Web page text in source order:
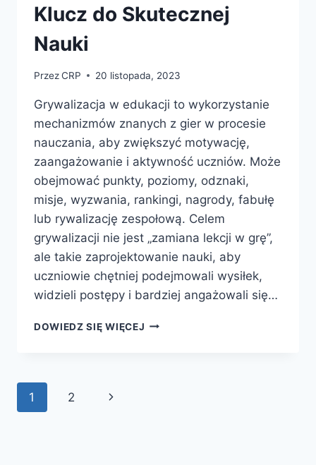
Klucz do Skutecznej
Nauki
PrzezCRP 20 listopada, 2023
Grywalizacja w edukacji to wykorzystanie
mechanizmów znanych z gier w procesie
nauczania, aby zwiększyć motywację,
zaangażowanie i aktywność uczniów. Może
obejmować punkty, poziomy, odznaki,
misje, wyzwania, rankingi, nagrody, fabułę
lub rywalizację zespołową. Celem
grywalizacji nie jest „zamiana lekcji w grę”,
ale takie zaprojektowanie nauki, aby
uczniowie chętniej podejmowali wysiłek,
widzieli postępy i bardziej angażowali się…
DOWIEDZ SIĘ WIĘCEJ GRYWALIZACJA
Nawigacja
1 2
Następna